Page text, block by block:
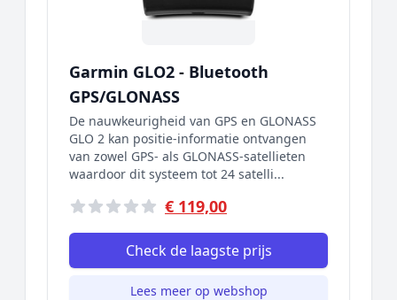
Garmin GLO2 - Bluetooth
GPS/GLONASS
De nauwkeurigheid van GPS en GLONASS
GLO 2 kan positie-informatie ontvangen
van zowel GPS- als GLONASS-satellieten
waardoor dit systeem tot 24 satelli...
€ 119,00
Check de laagste prijs
Lees meer op webshop